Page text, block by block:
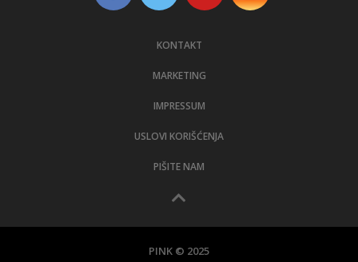
KONTAKT
MARKETING
IMPRESSUM
USLOVI KORIŠĆENJA
PIŠITE NAM
PINK © 2025